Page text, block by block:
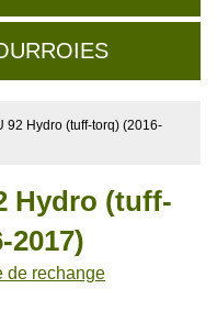
92 Hydro (tuff-torq) (2016-
Hydro (tuff-
2017)
de rechange